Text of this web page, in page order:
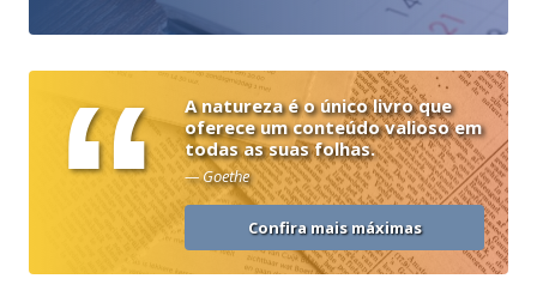
“
A natureza é o único livro que
oferece um conteúdo valioso em
todas as suas folhas.
— Goethe
Confira mais máximas